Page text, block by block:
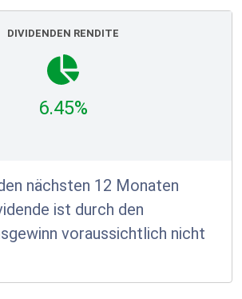
DIVIDENDEN RENDITE
6.45%
nächsten 12 Monaten
ist durch den
voraussichtlich nicht